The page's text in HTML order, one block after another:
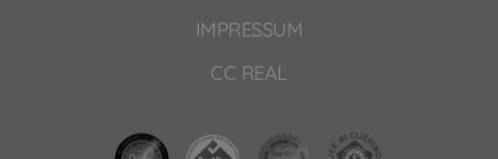
IMPRESSUM
CC REAL